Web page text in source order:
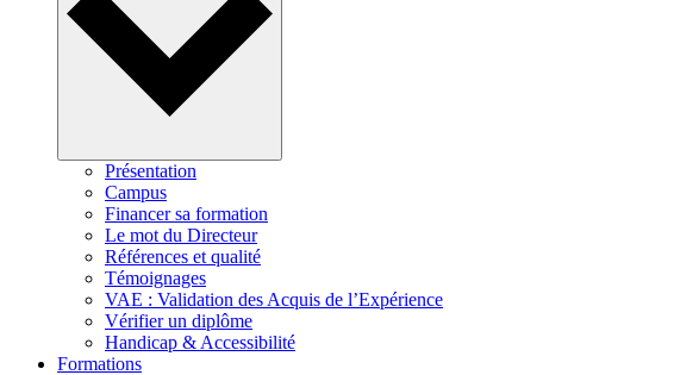
Présentation
Campus
Financer sa formation
Le mot du Directeur
Références et qualité
Témoignages
VAE : Validation des Acquis de l’Expérience
Vérifier un diplôme
Handicap & Accessibilité
Formations